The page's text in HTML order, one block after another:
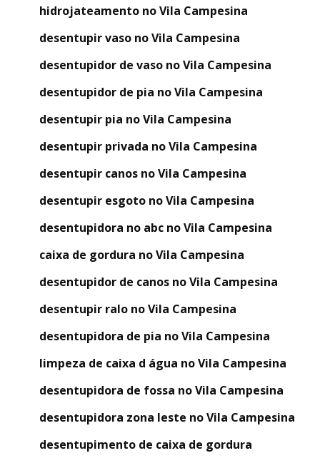
hidrojateamento no Vila Campesina
desentupir vaso no Vila Campesina
desentupidor de vaso no Vila Campesina
desentupidor de pia no Vila Campesina
desentupir pia no Vila Campesina
desentupir privada no Vila Campesina
desentupir canos no Vila Campesina
desentupir esgoto no Vila Campesina
desentupidora no abc no Vila Campesina
caixa de gordura no Vila Campesina
desentupidor de canos no Vila Campesina
desentupir ralo no Vila Campesina
desentupidora de pia no Vila Campesina
limpeza de caixa d água no Vila Campesina
desentupidora de fossa no Vila Campesina
desentupidora zona leste no Vila Campesina
desentupimento de caixa de gordura